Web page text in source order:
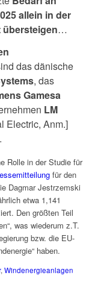
allein in der
…
das dänische
, das
Gamesa
LM
Electric, Anm.]
.
Rolle in der Studie für
für den
Dagmar Jestrzemski
etwa 1,141
Den größten Teil
was wiederum z.T.
bzw. die EU-
haben.
,Windenergieanlagen